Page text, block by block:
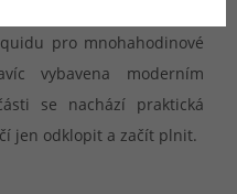
pro mnohahodinové
vybavena moderním
se nachází praktická
jen odklopit a začít plnit.